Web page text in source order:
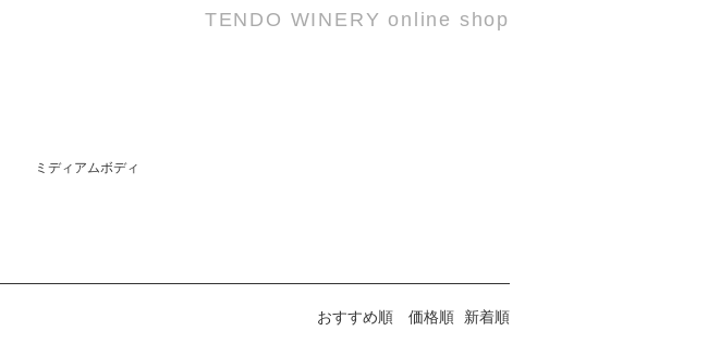
TENDO WINERY online shop
ミディアムボディ
おすすめ順 価格順 新着順